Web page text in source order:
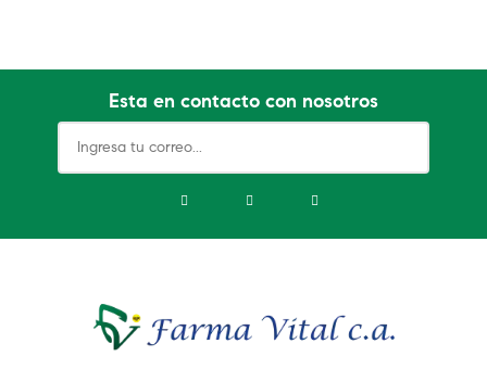
Esta en contacto con nosotros